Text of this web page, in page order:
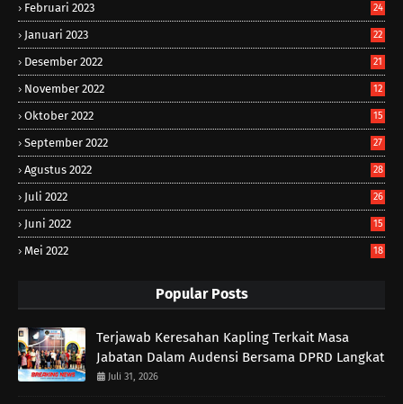
Februari 2023 24
Januari 2023 22
Desember 2022 21
November 2022 12
Oktober 2022 15
September 2022 27
Agustus 2022 28
Juli 2022 26
Juni 2022 15
Mei 2022 18
Popular Posts
Terjawab Keresahan Kapling Terkait Masa
Jabatan Dalam Audensi Bersama DPRD Langkat
Juli 31, 2026